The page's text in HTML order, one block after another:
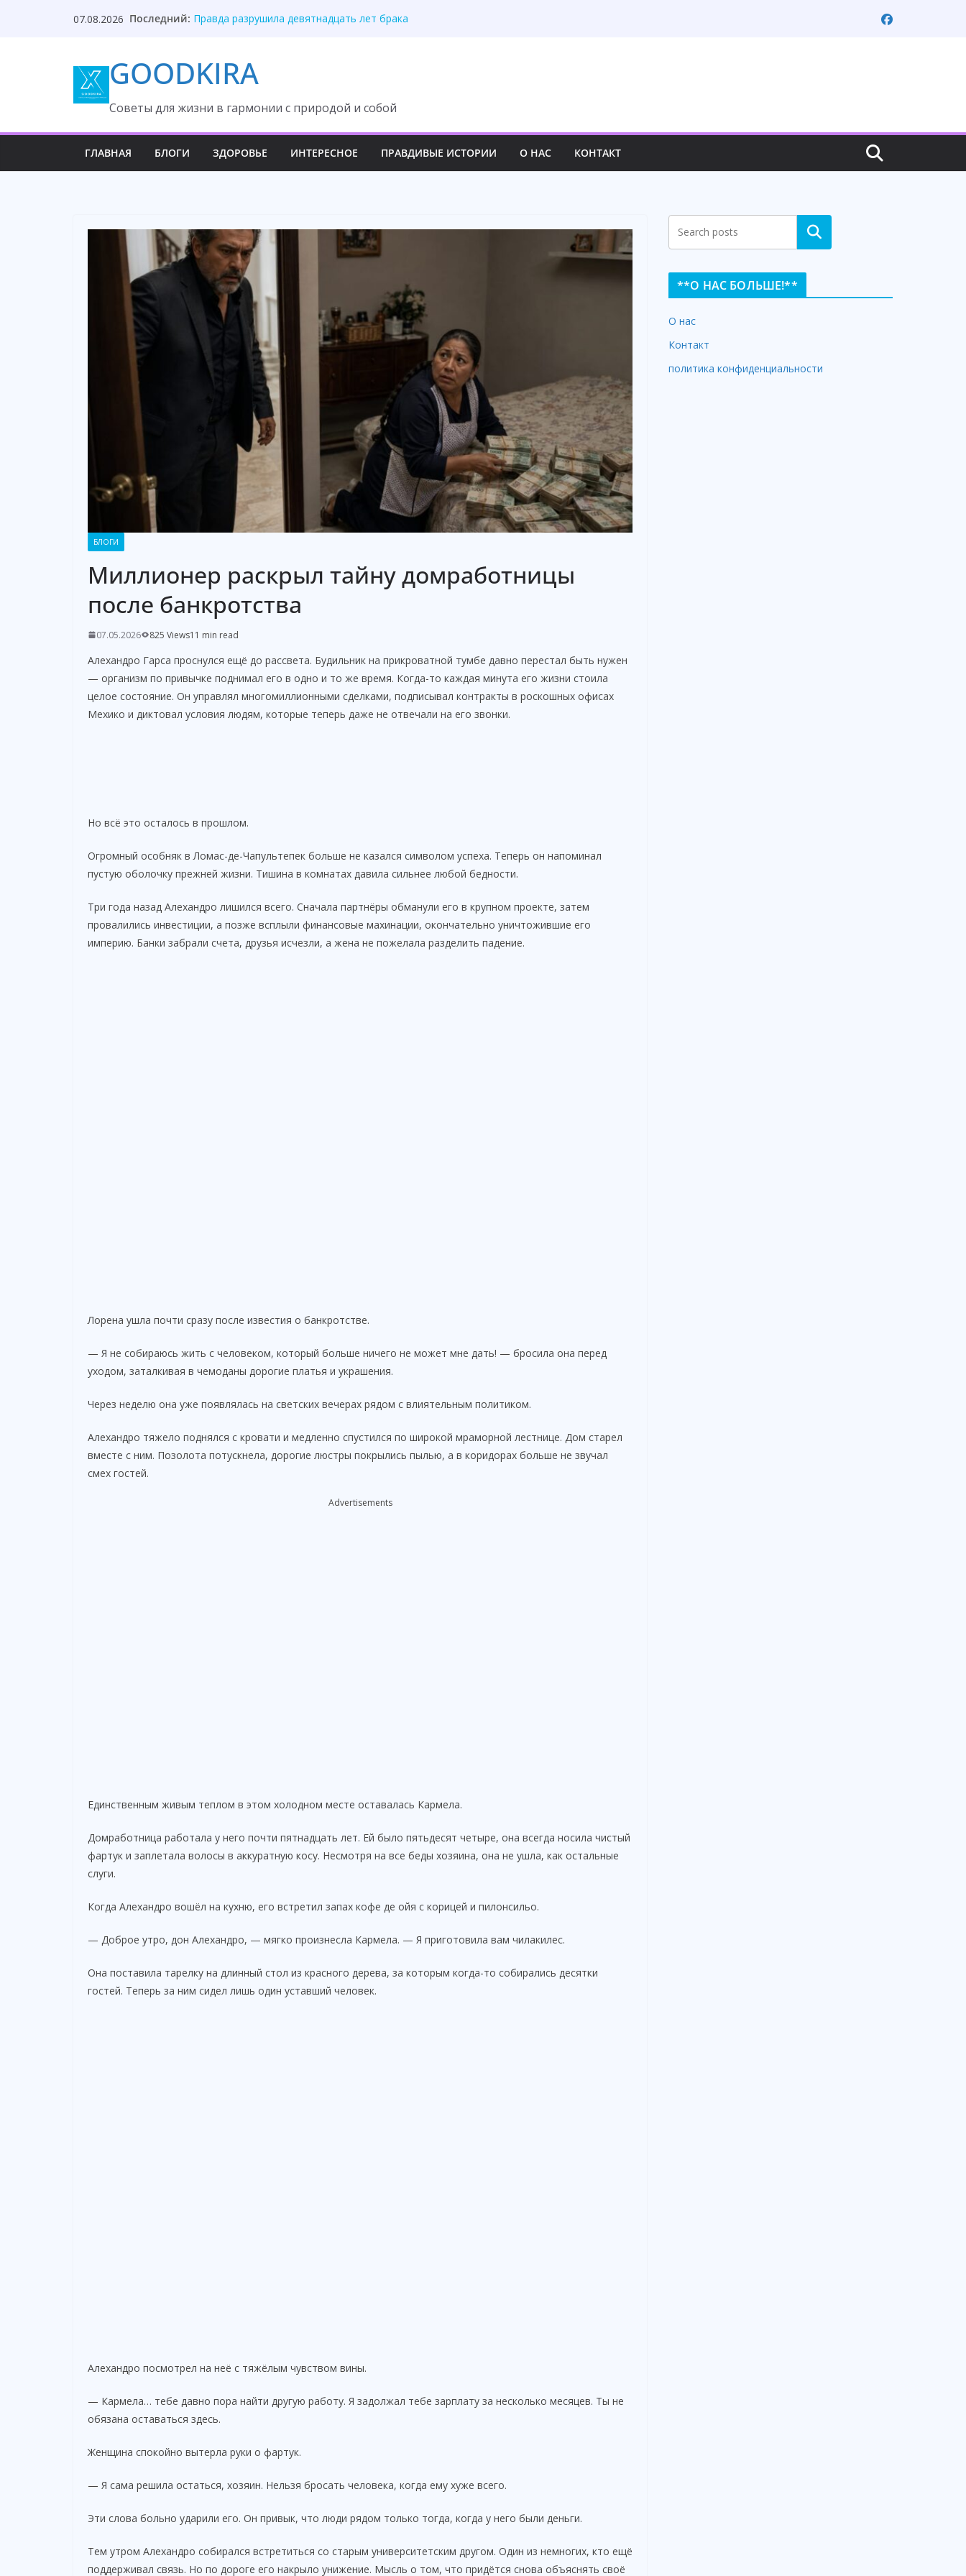
07.08.2026 Последний: Правда разрушила девятнадцать лет брака
Отец нашёл дочь благодаря анализу ДНК
Развод из-за миллиона оказался ошибкой
GOODKIRA
Cоветы для жизни в гармонии с природой и собой
ГЛАВНАЯ БЛОГИ ЗДОРОВЬЕ ИНТЕРЕСНОЕ ПРАВДИВЫЕ ИСТОРИИ О НАС КОНТАКТ
БЛОГИ
Миллионер раскрыл тайну домработницы
после банкротства
07.05.2026 825 Views11 min read
Алехандро Гарса проснулся ещё до рассвета. Будильник на прикроватной тумбе давно перестал быть нужен
— организм по привычке поднимал его в одно и то же время. Когда-то каждая минута его жизни стоила
целое состояние. Он управлял многомиллионными сделками, подписывал контракты в роскошных офисах
Мехико и диктовал условия людям, которые теперь даже не отвечали на его звонки.
Но всё это осталось в прошлом.
Огромный особняк в Ломас-де-Чапультепек больше не казался символом успеха. Теперь он напоминал
пустую оболочку прежней жизни. Тишина в комнатах давила сильнее любой бедности.
Три года назад Алехандро лишился всего. Сначала партнёры обманули его в крупном проекте, затем
провалились инвестиции, а позже всплыли финансовые махинации, окончательно уничтожившие его
империю. Банки забрали счета, друзья исчезли, а жена не пожелала разделить падение.
Лорена ушла почти сразу после известия о банкротстве.
— Я не собираюсь жить с человеком, который больше ничего не может мне дать! — бросила она перед
уходом, заталкивая в чемоданы дорогие платья и украшения.
Через неделю она уже появлялась на светских вечерах рядом с влиятельным политиком.
Алехандро тяжело поднялся с кровати и медленно спустился по широкой мраморной лестнице. Дом старел
вместе с ним. Позолота потускнела, дорогие люстры покрылись пылью, а в коридорах больше не звучал
смех гостей.
Advertisements
Единственным живым теплом в этом холодном месте оставалась Кармела.
Домработница работала у него почти пятнадцать лет. Ей было пятьдесят четыре, она всегда носила чистый
фартук и заплетала волосы в аккуратную косу. Несмотря на все беды хозяина, она не ушла, как остальные
слуги.
Когда Алехандро вошёл на кухню, его встретил запах кофе де ойя с корицей и пилонсильо.
— Доброе утро, дон Алехандро, — мягко произнесла Кармела. — Я приготовила вам чилакилес.
Она поставила тарелку на длинный стол из красного дерева, за которым когда-то собирались десятки
гостей. Теперь за ним сидел лишь один уставший человек.
Алехандро посмотрел на неё с тяжёлым чувством вины.
— Кармела… тебе давно пора найти другую работу. Я задолжал тебе зарплату за несколько месяцев. Ты не
обязана оставаться здесь.
Женщина спокойно вытерла руки о фартук.
— Я сама решила остаться, хозяин. Нельзя бросать человека, когда ему хуже всего.
Эти слова больно ударили его. Он привык, что люди рядом только тогда, когда у него были деньги.
Тем утром Алехандро собирался встретиться со старым университетским другом. Один из немногих, кто ещё
поддерживал связь. Но по дороге его накрыло унижение. Мысль о том, что придётся снова объяснять своё
Search
**О НАС БОЛЬШЕ!**
О нас
Контакт
политика конфиденциальности